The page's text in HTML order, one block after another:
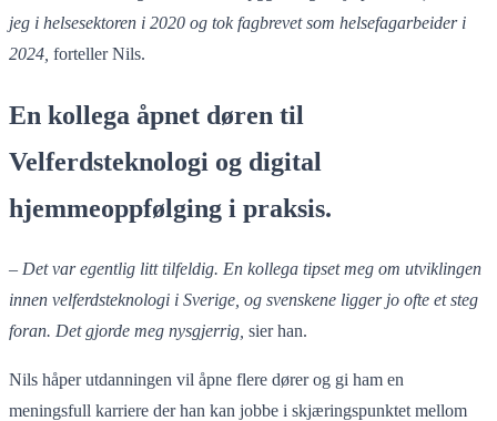
jeg i helsesektoren i 2020 og tok fagbrevet som helsefagarbeider i
2024, forteller Nils.
En kollega åpnet døren til
Velferdsteknologi og digital
hjemmeoppfølging i praksis.
– Det var egentlig litt tilfeldig. En kollega tipset meg om utviklingen
innen velferdsteknologi i Sverige, og svenskene ligger jo ofte et steg
foran. Det gjorde meg nysgjerrig, sier han.
Nils håper utdanningen vil åpne flere dører og gi ham en
meningsfull karriere der han kan jobbe i skjæringspunktet mellom